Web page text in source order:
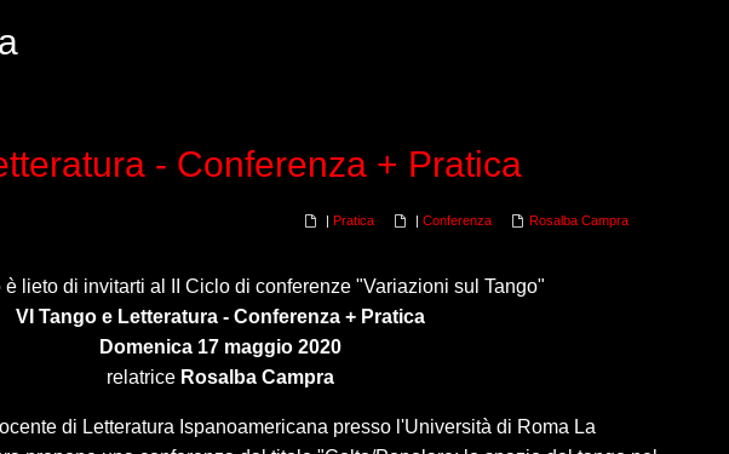
- Conferenza + Pratica
Rosalba Campra
| Conferenza
| Pratica
è lieto di invitarti al II Ciclo di conferenze "Variazioni sul Tango"
VI Tango e Letteratura - Conferenza + Pratica
Domenica 17 maggio 2020
relatrice Rosalba Campra
di Letteratura Ispanoamericana presso l'Università di Roma La